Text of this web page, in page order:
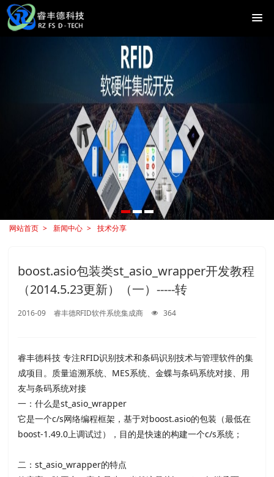
网站首页 新闻中心 技术分享
boost.asio包装类st_asio_wrapper开发教程
（2014.5.23更新）（一）-----转
2016-09 睿丰德RFID软件系统集成商 364
睿丰德科技 专注RFID识别技术和条码识别技术与管理软件的集
成项目。质量追溯系统、MES系统、金蝶与条码系统对接、用
友与条码系统对接
一：什么是st_asio_wrapper
它是一个c/s网络编程框架，基于对boost.asio的包装（最低在
boost-1.49.0上调试过），目的是快速的构建一个c/s系统；
二：st_asio_wrapper的特点